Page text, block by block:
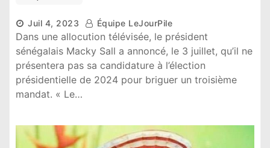
Juil 4, 2023 Équipe LeJourPile
Dans une allocution télévisée, le président
sénégalais Macky Sall a annoncé, le 3 juillet, qu’il ne
présentera pas sa candidature à l’élection
présidentielle de 2024 pour briguer un troisième
mandat. « Le…